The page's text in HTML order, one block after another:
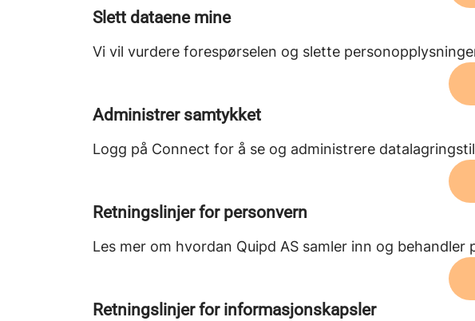
Slett dataene mine
Vi vil vurdere forespørselen og slette
Administrer samtykket
Logg på Connect for å se og administrere
Retningslinjer for personvern
Les mer om hvordan Quipd AS samler inn og behandler
Retningslinjer for informasjonskapsler